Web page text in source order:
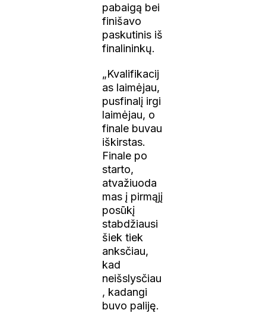
pabaigą bei
finišavo
paskutinis iš
finalininkų.
„Kvalifikacij
as laimėjau,
pusfinalį irgi
laimėjau, o
finale buvau
iškirstas.
Finale po
starto,
atvažiuoda
mas į pirmąjį
posūkį
stabdžiausi
šiek tiek
anksčiau,
kad
neišslysčiau
, kadangi
buvo paliję.